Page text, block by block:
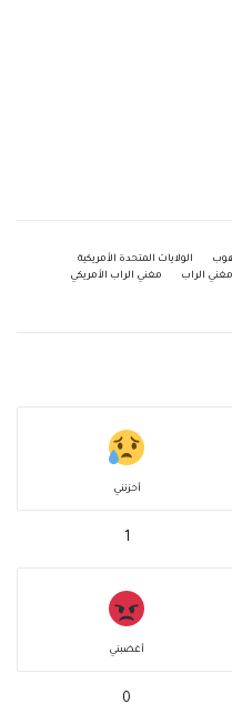
الولايات المتحدة الأمريكية
مغني الراب
مغني الراب الأمريكي
أحزنني
1
أغضبني
0